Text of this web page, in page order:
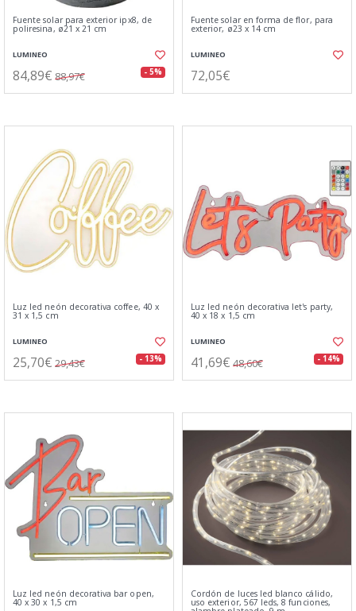
Fuente solar para exterior ipx8, de
poliresina, ø21 x 21 cm
LUMINEO
84,89€ 88,97€ - 5%
Fuente solar en forma de flor, para
exterior, ø23 x 14 cm
LUMINEO
72,05€
Luz led neón decorativa coffee, 40 x
31 x 1,5 cm
LUMINEO
25,70€ 29,43€ - 13%
Luz led neón decorativa let's party,
40 x 18 x 1,5 cm
LUMINEO
41,69€ 48,60€ - 14%
Luz led neón decorativa bar open,
40 x 30 x 1,5 cm
Cordón de luces led blanco cálido,
uso exterior, 567 leds, 8 funciones,